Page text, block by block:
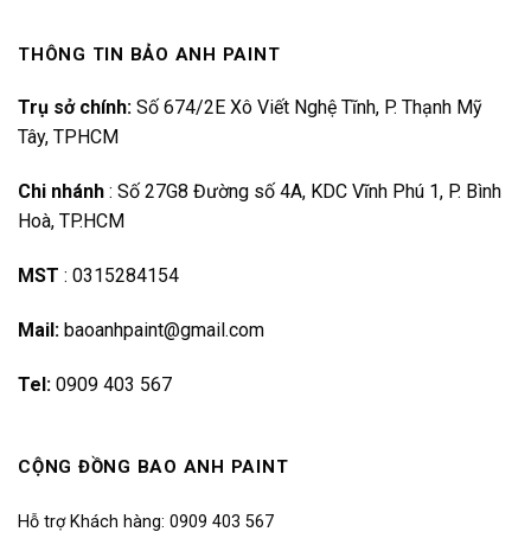
THÔNG TIN BẢO ANH PAINT
Trụ sở chính: Số 674/2E Xô Viết Nghệ Tĩnh, P. Thạnh Mỹ
Tây, TPHCM
Chi nhánh : Số 27G8 Đường số 4A, KDC Vĩnh Phú 1, P. Bình
Hoà, TP.HCM
MST : 0315284154
Mail: baoanhpaint@gmail.com
Tel: 0909 403 567
CỘNG ĐỒNG BAO ANH PAINT
Hỗ trợ Khách hàng: 0909 403 567